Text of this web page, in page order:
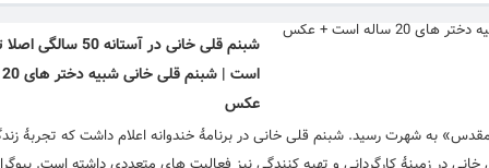
شبنم قلی خانی در آستانه
عکس
به شهرت رسید. شبنم قلی خانی در برنامۀ خندوانه اعلام داشت که تجربۀ